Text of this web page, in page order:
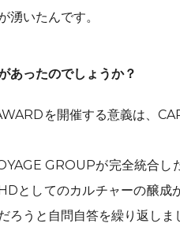
湧いたんです。
ったのでしょうか？
を開催する意義は、
GROUPが完全統合し
としてのカルチャーの醸成
ろうと自問自答を繰り返し